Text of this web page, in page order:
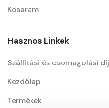
Kosaram
Hasznos Linkek
Szállítási és csomagolási díj
Kezdőlap
Termékek